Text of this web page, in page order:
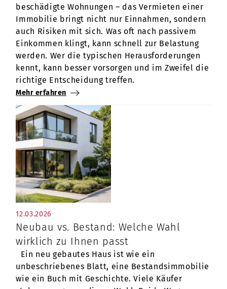
beschädigte Wohnungen – das Vermieten einer
Immobilie bringt nicht nur Einnahmen, sondern
auch Risiken mit sich. Was oft nach passivem
Einkommen klingt, kann schnell zur Belastung
werden. Wer die typischen Herausforderungen
kennt, kann besser vorsorgen und im Zweifel die
richtige Entscheidung treffen.
Mehr erfahren
12.03.2026
Neubau vs. Bestand: Welche Wahl
wirklich zu Ihnen passt
Ein neu gebautes Haus ist wie ein
unbeschriebenes Blatt, eine Bestandsimmobilie
wie ein Buch mit Geschichte. Viele Käufer